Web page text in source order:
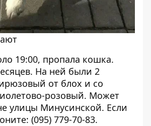
19:00, пропала кошка.
На ней были 2
от блох и со
розовый. Может
улицы Минусинской. Если
(095) 779-70-83.